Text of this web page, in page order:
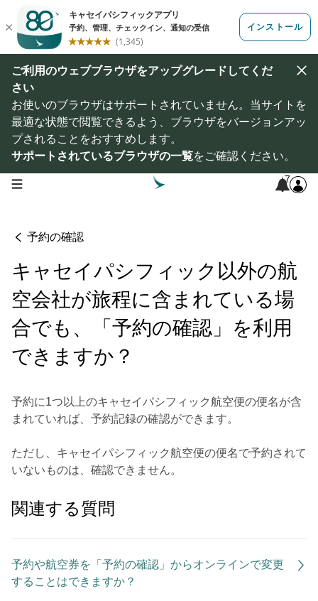
ご利用のウェブブラウザをアップグレードしてくだ
さい
お使いのブラウザはサポートされていません。当サイトを
最適な状態で閲覧できるよう、ブラウザをバージョンアッ
プされることをおすすめします。
サポートされているブラウザの一覧をご確認ください。
open navigation menu 7
予約の確認
キャセイパシフィック以外の航
空会社が旅程に含まれている場
合でも、「予約の確認」を利用
できますか？
予約に1つ以上のキャセイパシフィック航空便の便名が含
まれていれば、予約記録の確認ができます。
ただし、キャセイパシフィック航空便の便名で予約されて
いないものは、確認できません。
関連する質問
予約や航空券を「予約の確認」からオンラインで変更
することはできますか？